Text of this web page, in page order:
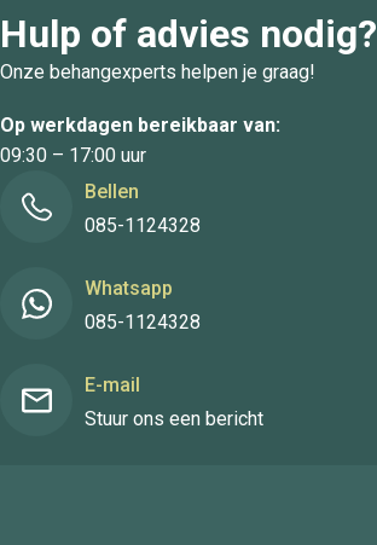
Hulp of advies nodig?
Onze behangexperts helpen je graag!
Op werkdagen bereikbaar van:
09:30 – 17:00 uur
Bellen
085-1124328
Whatsapp
085-1124328
E-mail
Stuur ons een bericht